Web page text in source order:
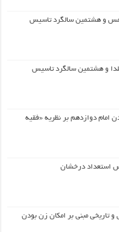
و هشتمین سالگرد تاسیس
و هشتمین سالگرد تاسیس
امام دوازدهم بر نظریه «فقیه
استعداد درخشان
و تاریخی مبنی بر امکان زن بودن